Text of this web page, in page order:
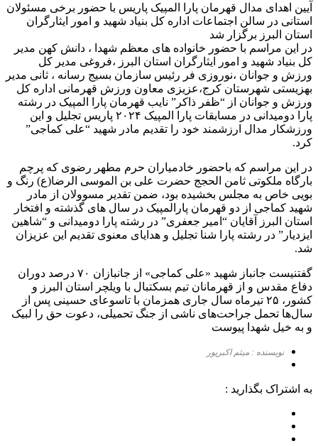
آیین اهدای مدال قهرمان پارا المپیک پاریس با حضور برخی مسئولان
استانی در سالن اجتماعات اداره کل بنیاد شهید و امور ایثارگران
استان البرز برگزار شد
در این مراسم با حضور خانواده های معظم شهدا ، دانش کهن مدیر
کل بنیاد شهید و امور ایثارگران استان البرز ،فروغی مدیر کل
ورزش و جوانان ،نوروزی فر رئیس سازمان بسیج رسانه ، ثانی مدیر
بهزیستی شهرستان کرج،عزیزی معاون ورزش قهرمانی اداره کل
ورزش و جوانان از “ظفر ذاکر” نایب قهرمان پارا المپیک در رشته
پارا دومیدانی در مسابقات پارا المپیک ۲۰۲۴ پاریس تجلیل و این
ورزشکار مدال ارزشمند خود را تقدیم مادر شهید “علی کماجی”
کرد.
در این مراسم که باحضور خادمیاران حرم مطهر رضوی که پرچم
بارگاه ملکوتی ثامن الحجج حضرت علی بن الموسی الرضا(ع) رنگ و
بویی خاص به مجلس بخشیده بود، ضمن تقدیر مسوولان از مادر
شهید کماجی از دو قهرمان پارالمپیک در سال های گذشته و افتخار
استان البرز آقایان “امیر جعفری” در رشته پارا دومیدانی و “شاهین
ایزدیار” در رشته پارا شنا تجلیل و هدایای معنوی تقدیم این عزیزان
شد.
گفتنیست جانباز شهید «علی کماجی» از جانبازان ۷۰ درصد دوران
دفاع مقدس و از قهرمانان تیم بسکتبال با ویلچر استان البرز و
کشور، ۲۵ تیرماه سال جاری همزمان با تاسوعای حسینی پس از
سال‌ها تحمل جراحت‌های ناشی از جنگ تحمیلی، دعوت حق را لبیک
و به خیل شهدا پیوست
نویسنده : میثم اکبرپور
به اشتراک بگذارید :